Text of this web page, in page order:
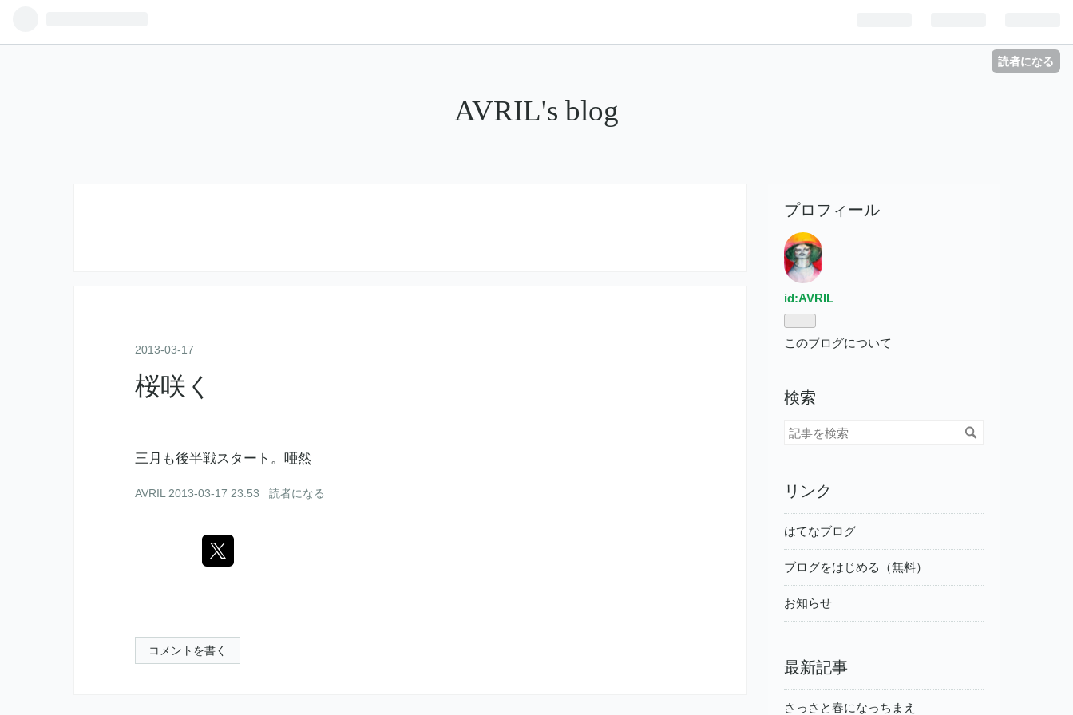
読者になる
AVRIL's blog
2013-03-17
桜咲く
三月も後半戦スタート。唖然
AVRIL 2013-03-17 23:53 読者になる
コメントを書く
プロフィール
id:AVRIL
このブログについて
検索
リンク
はてなブログ
ブログをはじめる（無料）
お知らせ
最新記事
さっさと春になっちまえ